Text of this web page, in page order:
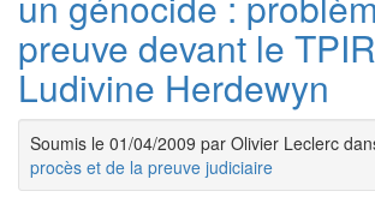
preuve devant le
Ludivine Herdewyn
Soumis le 01/04/2009 par Olivier Leclerc
procès et de la preuve judiciaire